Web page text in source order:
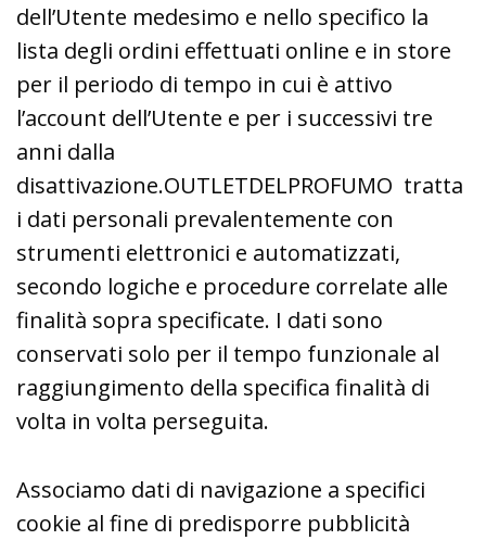
dell’Utente medesimo e nello specifico la
lista degli ordini effettuati online e in store
per il periodo di tempo in cui è attivo
l’account dell’Utente e per i successivi tre
anni dalla
disattivazione.OUTLETDELPROFUMO tratta
i dati personali prevalentemente con
strumenti elettronici e automatizzati,
secondo logiche e procedure correlate alle
finalità sopra specificate. I dati sono
conservati solo per il tempo funzionale al
raggiungimento della specifica finalità di
volta in volta perseguita.
Associamo dati di navigazione a specifici
cookie al fine di predisporre pubblicità